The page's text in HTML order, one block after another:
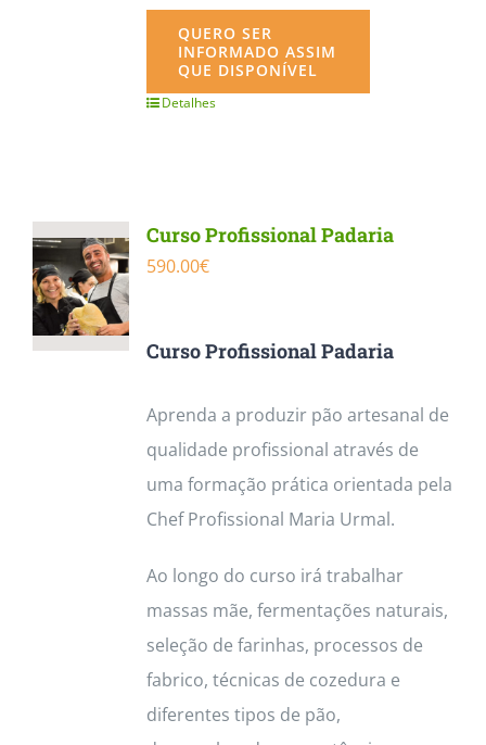
QUERO SER
INFORMADO ASSIM
QUE DISPONÍVEL
Detalhes
Curso Profissional Padaria
590.00€
Curso Profissional Padaria
Aprenda a produzir pão artesanal de
qualidade profissional através de
uma formação prática orientada pela
Chef Profissional Maria Urmal.
Ao longo do curso irá trabalhar
massas mãe, fermentações naturais,
seleção de farinhas, processos de
fabrico, técnicas de cozedura e
diferentes tipos de pão,